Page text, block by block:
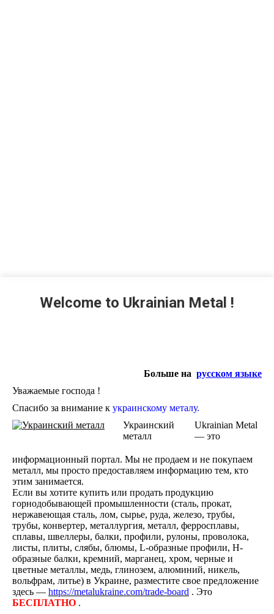
Welcome to Ukrainian Metal !
Больше на русском языке
Уважаемые господа !
Спасибо за внимание к украинскому металу.
Украинский
металл
Ukrainian Metal
— это
информационный портал. Мы не продаем и не покупаем
металл, мы просто предоставляем информацию тем, кто
этим занимается.
Если вы хотите купить или продать продукцию
горнодобывающей промышленности (сталь, прокат,
нержавеющая сталь, лом, сырье, руда, железо, трубы,
трубы, конвертер, металлургия, металл, ферросплавы,
сплавы, швеллеры, балки, профили, рулоны, проволока,
листы, плиты, слябы, блюмы, L-образные профили, H-
образные балки, кремний, марганец, хром, черные и
цветные металлы, медь, глинозем, алюминий, никель,
вольфрам, литье) в Украине, разместите свое предложение
здесь — https://metalukraine.com/trade-board . Это
БЕСПЛАТНО .